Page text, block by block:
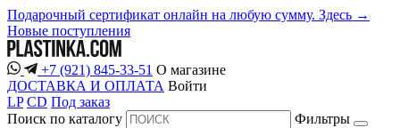
Подарочный сертификат онлайн на любую сумму. Здесь →
Новые поступления
+7 (921) 845-33-51 О магазине
ДОСТАВКА И ОПЛАТА Войти
LP CD Под заказ
Поиск по каталогу
Фильтры